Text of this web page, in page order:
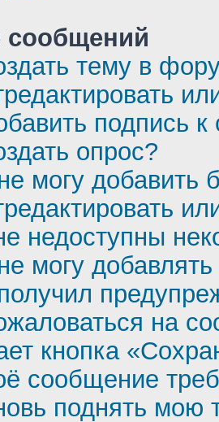
сообщений
тему в
подпись
опрос?
могу добавить
недоступны
могу
на
кнопка
сообщение
поднять мою